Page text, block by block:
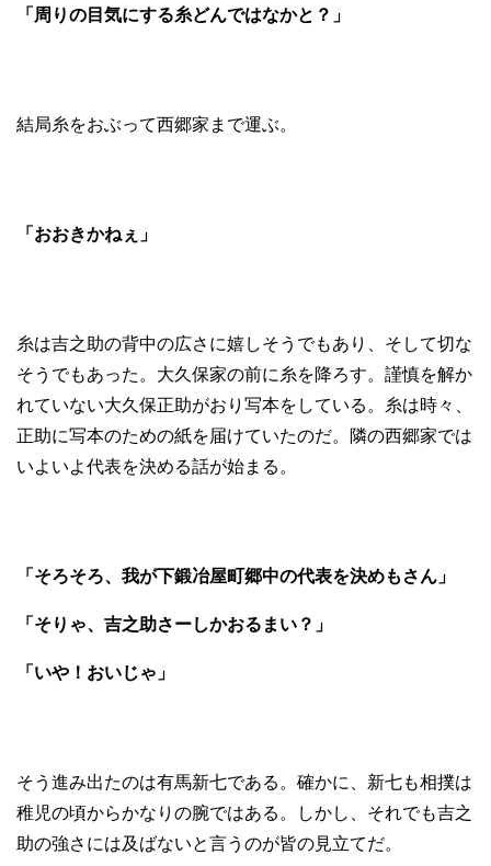
「周りの目気にする糸どんではなかと？」
結局糸をおぶって西郷家まで運ぶ。
「おおきかねぇ」
糸は吉之助の背中の広さに嬉しそうでもあり、そして切な
そうでもあった。大久保家の前に糸を降ろす。謹慎を解か
れていない大久保正助がおり写本をしている。糸は時々、
正助に写本のための紙を届けていたのだ。隣の西郷家では
いよいよ代表を決める話が始まる。
「そろそろ、我が下鍛冶屋町郷中の代表を決めもさん」
「そりゃ、吉之助さーしかおるまい？」
「いや！おいじゃ」
そう進み出たのは有馬新七である。確かに、新七も相撲は
稚児の頃からかなりの腕ではある。しかし、それでも吉之
助の強さには及ばないと言うのが皆の見立てだ。